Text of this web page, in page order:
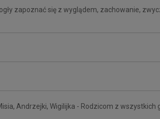
zapoznać się z wyglądem, zachowanie,
Andrzejki, Wigilijka - Rodzicom z wszystkich